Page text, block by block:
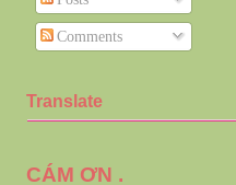
Comments
Translate
CÁM ƠN .